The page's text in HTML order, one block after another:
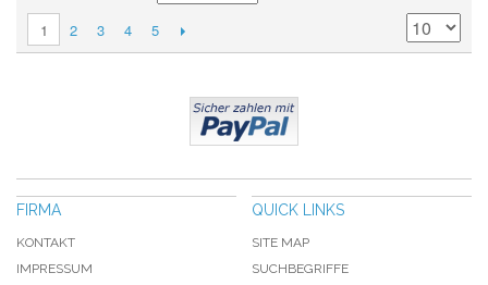
1 2 3 4 5
FIRMA
KONTAKT
IMPRESSUM
QUICK LINKS
SITE MAP
SUCHBEGRIFFE